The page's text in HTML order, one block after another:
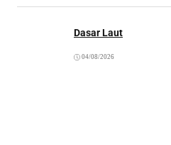
Dasar Laut
04/08/2026